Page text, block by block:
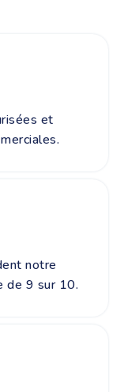
et
notre
de 9 sur 10.